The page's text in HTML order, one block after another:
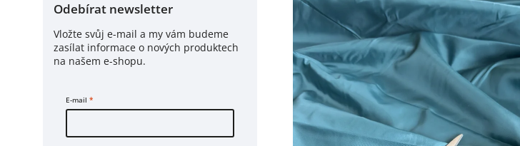
Odebírat newsletter
Vložte svůj e-mail a my vám budeme
zasílat informace o nových produktech
na našem e-shopu.
E-mail